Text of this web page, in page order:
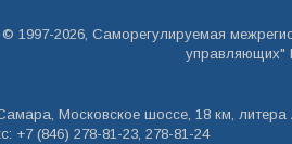
1997-2026, Саморегулируемая
управляющих"
Московское шоссе, 18 км, литера
+7 (846) 278-81-23, 278-81-24